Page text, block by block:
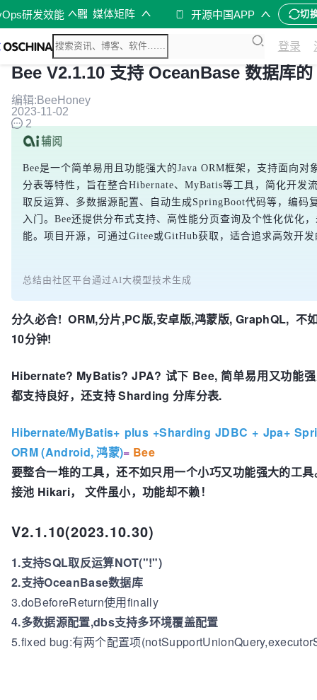
研发效能 媒体矩阵 开源中国APP 切
登录
Bee V2.1.10 支持 OceanBase 数据库的
编辑:BeeHoney
2023-11-02
2
Bee是一个简单易用且功能强大的Java ORM框架，支持面向对
分表等特性，旨在整合Hibernate、MyBatis等工具，简化开发
取反运算、多数据源配置、自动生成SpringBoot代码等，编码
入门。Bee还提供分布式支持、高性能分页查询及个性化优化
能。项目开源，可通过Gitee或GitHub获取，适合追求高效开
总结由社区平台通过AI大模型技术生成
分久必合! ORM,分片,PC版,安卓版,鸿蒙版, GraphQL, 不
10分钟!
Hibernate? MyBatis? JPA? 试下 Bee, 简单易用又功能
都支持良好，还支持 Sharding 分库分表.
Hibernate/MyBatis+ plus +Sharding JDBC + Jpa+
ORM (Android, 鸿蒙)= Bee
要整合一堆的工具，还不如只用一个小巧又功能强大的工
接池 Hikari， 文件虽小，功能却不赖！
V2.1.10(2023.10.30)
1.支持SQL取反运算NOT("!")
2.支持OceanBase数据库
3.doBeforeReturn使用finally
4.多数据源配置,dbs支持多环境覆盖配置
5.fixed bug:有两个配置项